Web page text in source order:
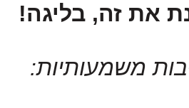
את זה, בליגה!
משמעותיות: